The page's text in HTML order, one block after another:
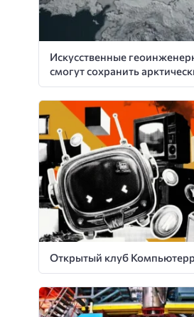
Искусственные
смогут сохранить
Открытый клуб